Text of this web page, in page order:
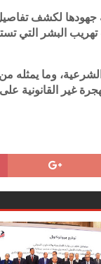
جهودها لكشف
البشر التي
وما
غير القانونية